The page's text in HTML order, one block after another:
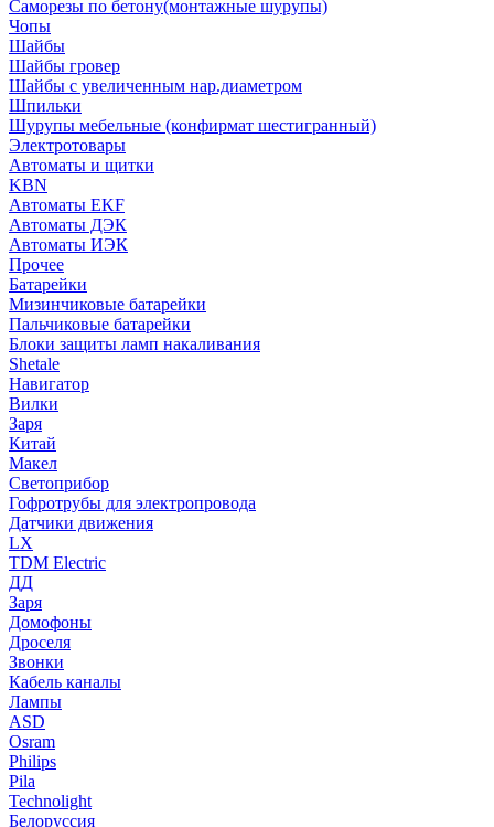
Саморезы по бетону(монтажные шурупы)
Чопы
Шайбы
Шайбы гровер
Шайбы с увеличенным нар.диаметром
Шпильки
Шурупы мебельные (конфирмат шестигранный)
Электротовары
Автоматы и щитки
KBN
Автоматы EKF
Автоматы ДЭК
Автоматы ИЭК
Прочее
Батарейки
Мизинчиковые батарейки
Пальчиковые батарейки
Блоки защиты ламп накаливания
Shetale
Навигатор
Вилки
Заря
Китай
Макел
Светоприбор
Гофротрубы для электропровода
Датчики движения
LX
TDM Electric
ДД
Заря
Домофоны
Дроселя
Звонки
Кабель каналы
Лампы
ASD
Osram
Philips
Pila
Technolight
Белоруссия